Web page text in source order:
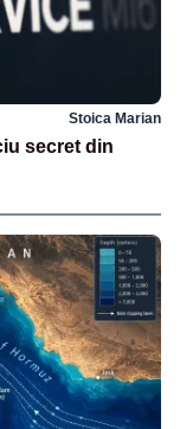
Stoica Marian
secret din